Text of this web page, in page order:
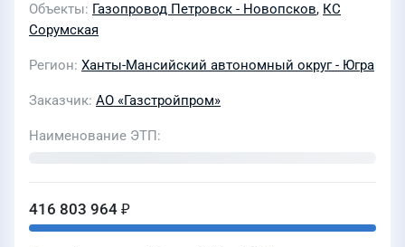
(DN1420) ООО «Газпром трансгаз
«Газстройпром»
Объекты Газопровод Петровск - Новопсков, КС
Сорумская
Регион Ханты-Мансийский автономный округ - Югра
Заказчик АО «Газстройпром»
Наименование ЭТП
416 803 964 ₽